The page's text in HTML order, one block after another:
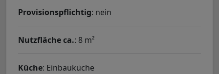
Provisionspflichtig: nein
Nutzfläche ca.: 8 m²
Küche: Einbauküche